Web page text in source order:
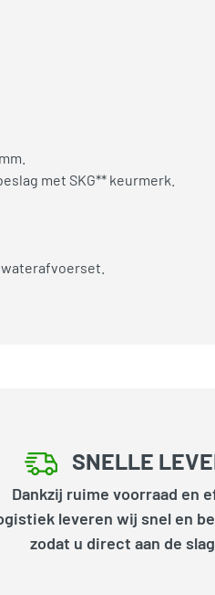
met SKG** keurmerk.
SNELLE
Dankzij ruime voorraad en
leveren wij snel en
zodat u direct aan de